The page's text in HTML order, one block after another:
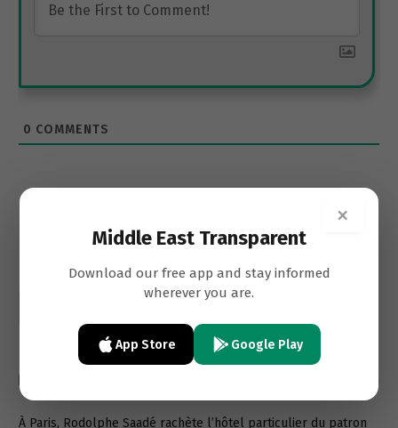
0 COMMENTS
À Paris, Rodolphe Saadé rachète l’hôtel particulier du patron
×
Middle East Transparent
Download our free app and stay informed
wherever you are.
App Store Google Play